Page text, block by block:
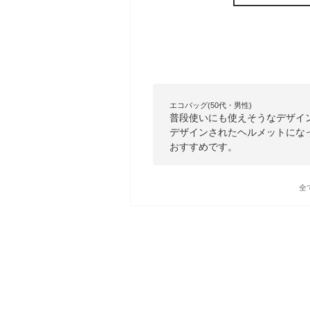
エコバッグ(50代・男性)
普段使いにも使えそうなデザ
デザインされたヘルメットに
おすすめです。
全